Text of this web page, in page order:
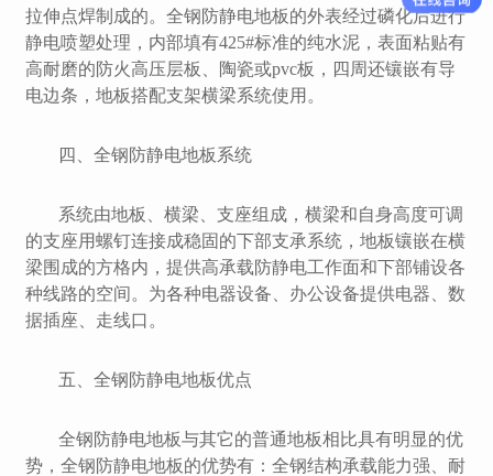
拉伸点焊制成的。全钢防静电地板的外表经过磷化后进行
静电喷塑处理，内部填有425#标准的纯水泥，表面粘贴有
高耐磨的防火高压层板、陶瓷或pvc板，四周还镶嵌有导
电边条，地板搭配支架横梁系统使用。
四、全钢防静电地板系统
系统由地板、横梁、支座组成，横梁和自身高度可调
的支座用螺钉连接成稳固的下部支承系统，地板镶嵌在横
梁围成的方格内，提供高承载防静电工作面和下部铺设各
种线路的空间。为各种电器设备、办公设备提供电器、数
据插座、走线口。
五、全钢防静电地板优点
全钢防静电地板与其它的普通地板相比具有明显的优
势，全钢防静电地板的优势有：全钢结构承载能力强、耐